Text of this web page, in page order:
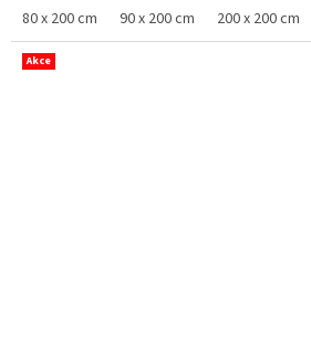
80 x 200 cm 90 x 200 cm 200 x 200 cm
Akce